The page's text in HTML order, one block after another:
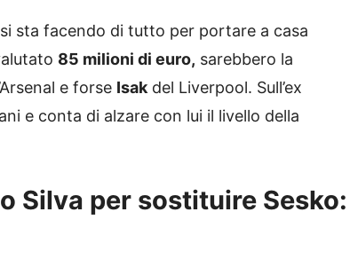
sta facendo di tutto per portare a casa
85 milioni di euro, sarebbero la
e forse Isak del Liverpool. Sull’ex
e conta di alzare con lui il livello della
Silva per sostituire Sesko: